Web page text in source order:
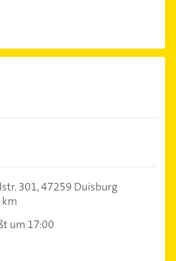
301,47259 Duisburg
km
um 17:00